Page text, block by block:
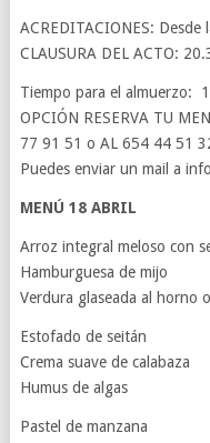
ACREDITACIONES: Desde
CLAUSURA DEL ACTO:
Tiempo para el almuerzo:
OPCIÓN RESERVA TU
77 91 51 o AL 654 44 51
Puedes enviar un mail a
MENÚ 18 ABRIL
Arroz integral meloso con
Hamburguesa de mijo
Verdura glaseada al horno
Estofado de seitán
Crema suave de calabaza
Humus de algas
Pastel de manzana